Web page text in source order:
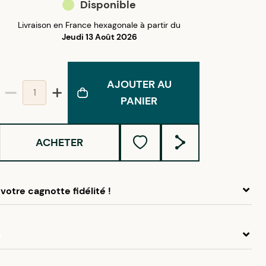
Disponible
Livraison en France hexagonale à partir du
Jeudi 13 Août 2026
AJOUTER AU
PANIER
ACHETER
cagnotte fidélité !
Créolissime : Créez un compte client et cumulez